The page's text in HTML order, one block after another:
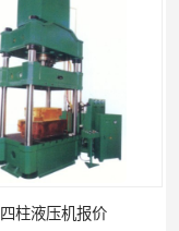
四柱液压机报价